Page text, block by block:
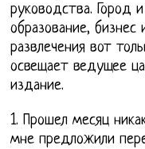
руководства. Город
образование,
развлечения вот
освещает ведущее
издание.
1. Прошел месяц
мне предложили